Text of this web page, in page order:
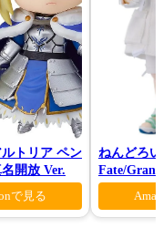
トリア ペン
開放 Ver.
で見る
ねんどろ
Fate/
ンダー/オ
マー・プ